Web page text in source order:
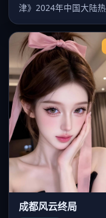
津》2024年中国大陆热
衔，畅看好看…
成都风云终局